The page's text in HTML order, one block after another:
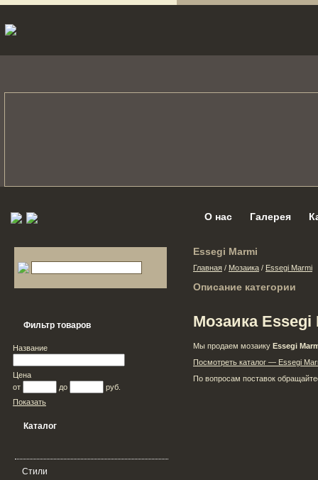
О нас Галерея
Фильтр товаров
Название
Цена
от
до
руб.
Показать
Каталог
Стили
Essegi Marmi
Главная / Мозаика / Essegi Marmi
Описание категории
Мозаика Essegi
Мы продаем мозаику Essegi
Посмотреть каталог — Essegi
По вопросам поставок